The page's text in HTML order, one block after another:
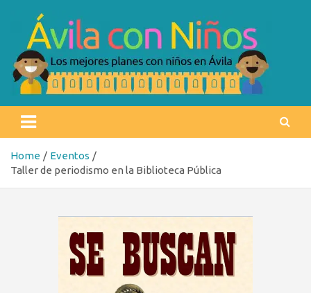
content
Ávila con niños
Home
Eventos
Taller de periodismo en la Biblioteca Pública